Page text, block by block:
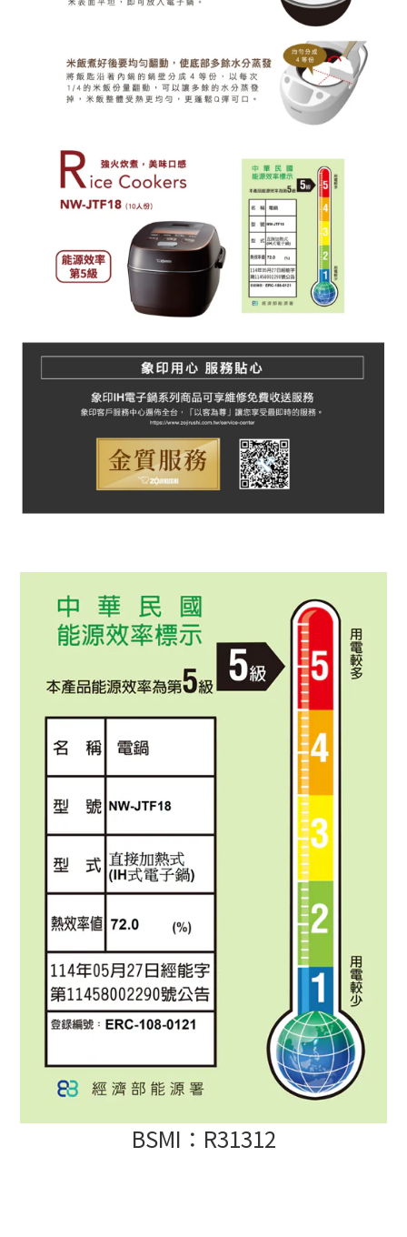
BSMI：R31312